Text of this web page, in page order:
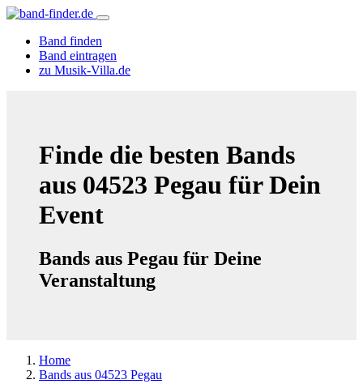
Band finden
Band eintragen
zu Musik-Villa.de
Finde die besten Bands
aus 04523 Pegau für Dein
Event
Bands aus Pegau für Deine
Veranstaltung
Home
Bands aus 04523 Pegau